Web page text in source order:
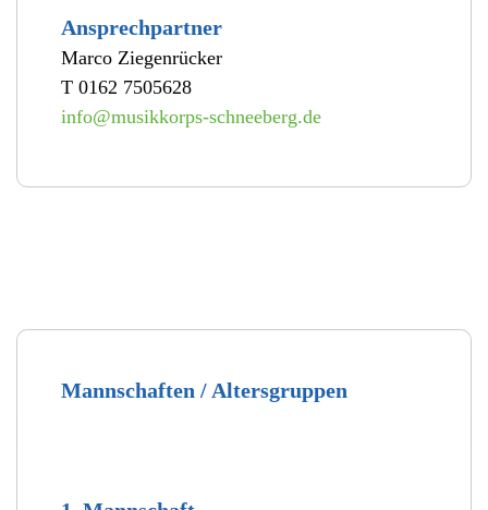
Ansprechpartner
Marco Ziegenrücker
T 0162 7505628
info@musikkorps-schneeberg.de
Mannschaften / Altersgruppen